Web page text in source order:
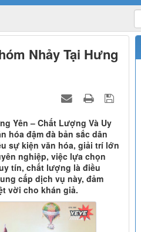
Nhảy Tại Hưng
Yên – Chất Lượng Và Uy
hóa đậm đà bản sắc dân
sự kiện văn hóa, giải trí lớn
nghiệp, việc lựa chọn
tín, chất lượng là điều
cấp dịch vụ này, đảm
vời cho khán giả.